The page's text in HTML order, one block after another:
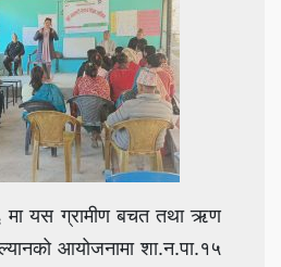
मा यस ग्रामीण बचत तथा ऋण
आयोजनामा शा.न.पा.१५